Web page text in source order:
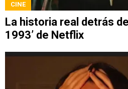
CINE
La historia real detrás
1993’ de Netflix